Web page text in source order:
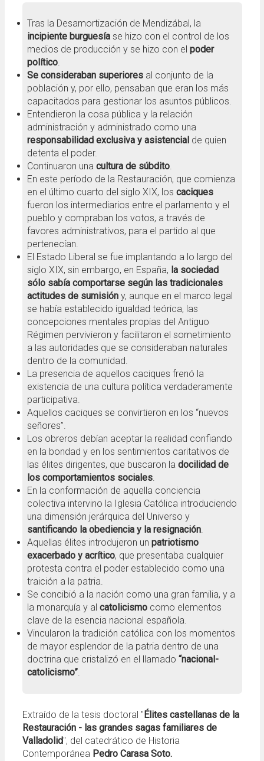
Tras la Desamortización de Mendizábal, la
incipiente burguesíase hizo con el control de los
medios de producción y se hizo con el poder
político.
Se consideraban superioresal conjunto de la
población y, por ello, pensaban que eran los más
capacitados para gestionar los asuntos públicos.
Entendieron la cosa pública y la relación
administración y administrado como una
responsabilidad exclusiva y asistencialde quien
detenta el poder.
Continuaron una cultura de súbdito.
En este período de la Restauración, que comienza
en el último cuarto del siglo XIX, los caciques
fueron los intermediarios entre el parlamento y el
pueblo y compraban los votos, a través de
favores administrativos, para el partido al que
pertenecían.
El Estado Liberal se fue implantando a lo largo del
siglo XIX, sin embargo, en España, la sociedad
sólo sabía comportarse según las tradicionales
actitudes de sumisióny, aunque en el marco legal
se había establecido igualdad teórica, las
concepciones mentales propias del Antiguo
Régimen pervivieron y facilitaron el sometimiento
a las autoridades que se consideraban naturales
dentro de la comunidad.
La presencia de aquellos caciques frenó la
existencia de una cultura política verdaderamente
participativa.
Aquellos caciques se convirtieron en los “nuevos
señores”.
Los obreros debían aceptar la realidad confiando
en la bondad y en los sentimientos caritativos de
las élites dirigentes, que buscaron la docilidad de
los comportamientos sociales.
En la conformación de aquella conciencia
colectiva intervino la Iglesia Católica introduciendo
una dimensión jerárquica del Universo y
santificando la obediencia y la resignación.
Aquellas élites introdujeron un patriotismo
exacerbado y acrítico, que presentaba cualquier
protesta contra el poder establecido como una
traición a la patria.
Se concibió a la nación como una gran familia, y a
la monarquía y al catolicismocomo elementos
clave de la esencia nacional española.
Vincularon la tradición católica con los momentos
de mayor esplendor de la patria dentro de una
doctrina que cristalizó en el llamado “nacional-
catolicismo”.
Extraído de la tesis doctoral "Élites castellanas de la
Restauración - las grandes sagas familiares de
Valladolid", del catedrático de Historia
Contemporánea Pedro Carasa Soto.